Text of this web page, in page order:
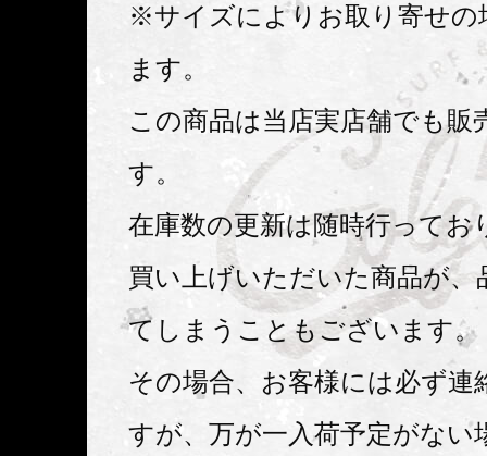
※サイズによりお取り寄せの
ます。
この商品は当店実店舗でも販
す。
在庫数の更新は随時行ってお
買い上げいただいた商品が、
てしまうこともございます。
その場合、お客様には必ず連
すが、万が一入荷予定がない